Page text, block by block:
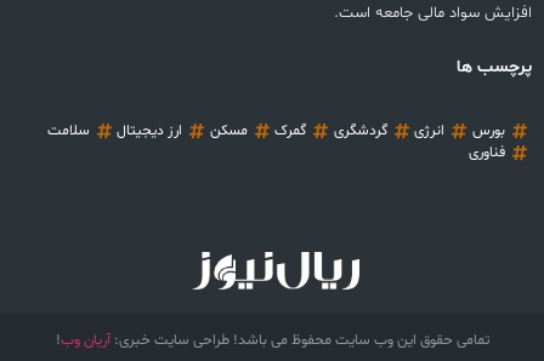
افزایش سواد مالی جامعه است.
پرچسب ها
بورس انرژی گردشگری گمرک مسکن ارز دیجیتال
سلامت
فناوری
تمامی حقوق این وب سایت محفوظ می باشد! طراحی سایت خبری:آریان وب!